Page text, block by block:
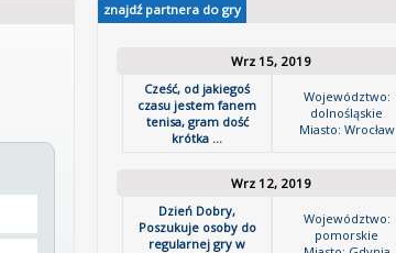
znajdź partnera do gry
Wrz 15, 2019
Cześć, od jakiegoś
czasu jestem fanem
tenisa, gram dość
krótka ...
Województwo:
dolnośląskie
Miasto: Wrocław
Wrz 12, 2019
Dzień Dobry,
Poszukuje osoby do
regularnej gry w
Województwo:
pomorskie